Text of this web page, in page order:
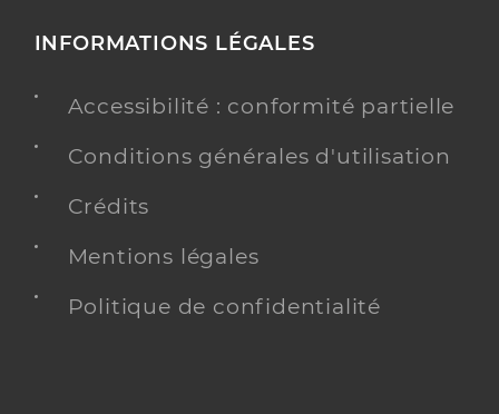
INFORMATIONS LÉGALES
Accessibilité : conformité partielle
Conditions générales d'utilisation
Crédits
Mentions légales
Politique de confidentialité